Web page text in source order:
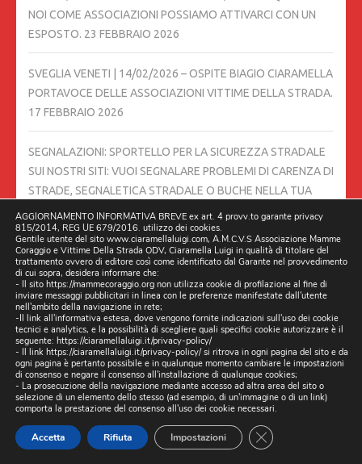
NOI COME ASSOCIAZIONI POSSIAMO ATTIVARCI CON UN
ESPOSTO. 23 FEBBRAIO 2026
SVEGLIA VENETI | 14/02/2026 – OSPITE BIAGIO CIARAMELLA
PORTAVOCE DELLE ASSOCIAZIONI VITTIME DELLA STRADA.
17 FEBBRAIO 2026
SEGNALAZIONI: SPORTELLO PER LA SICUREZZA STRADALE
SUI NOSTRI SITI: VUOI SEGNALARE PROBLEMI DI CARENZA DI
STRADE, SEGNALETICA STRADALE O BUCHE NELLA TUA
ZONA? FACCI SAPERE SUBITO!
13 FEBBRAIO 2026
UNA RUBRICA TUTTA DEDICATA ALLA SICUREZZA
STRADALE, IL 09/02/2026 ORE 21:30 SU FACEBOOK E ALTRI
CANALI 7 FEBBRAIO 2026
06/02/2026 PRODUZIONE MEDIANORDEST UNA MIA
INTERVISTA SVEGLIA VENETI 6 FEBBRAIO 2026
STRADE PERICOLOSE, ESPOSTO DELLE ASSOCIAZIONI
DELLE VITTIME: “SITUAZIONE GRAVE IN DECINE DI COMUNI”
IN ASSENZA DI RISPOSTE CONCRETE, CIARAMELLA
ANNUNCIA CHE LA DOCUMENTAZIONE SARÀ TRASMESSA
AGGIORNAMENTO INFORMATIVA BREVE ex art. 4 provv.to garante privacy
815/2014, REG UE 679/2016. utilizzo dei cookies.
Gentile utente del sito www.ciaramellaluigi.com, A.M.C.V.S Associazione Mamme
Coraggio e Vittime Della Strada ODV, Ciaramella Luigi in qualità di titolare del
trattamento ovvero di editore così come identificato dal Garante nel provvedimento
di cui sopra, desidera informare che:
- Il sito https://mammecoraggio.org non utilizza cookie di profilazione al fine di
inviare messaggi pubblicitari in linea con le preferenze manifestate dall'utente
nell'ambito della navigazione in rete;
-Il link all'informativa estesa, dove vengono fornite indicazioni sull'uso dei cookie
tecnici e analytics, e la possibilità di scegliere quali specifici cookie autorizzare è il
seguente: https://ciaramellaluigi.it/privacy-policy/
- Il link https://ciaramellaluigi.it/privacy-policy/si ritrova in ogni pagina del sito e da
ogni pagina è pertanto possibile e in qualunque momento cambiare le impostazioni
di consenso e negare il consenso all'installazione di qualunque cookies;
- La prosecuzione della navigazione mediante accesso ad altra area del sito o
selezione di un elemento dello stesso (ad esempio, di un'immagine o di un link)
comporta la prestazione del consenso all'uso dei cookie necessari.
Accetta Rifiuta Impostazioni CLOSE GDPR